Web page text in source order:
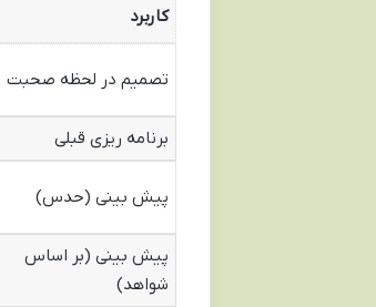
کاربرد
تصمیم در لحظه صحبت
برنامه ریزی قبلی
پیش بینی (حدس)
پیش بینی (بر اساس
شواهد)